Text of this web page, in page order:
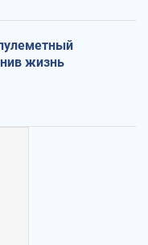
жизнь